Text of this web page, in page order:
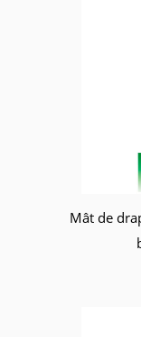
Panier
Mât de